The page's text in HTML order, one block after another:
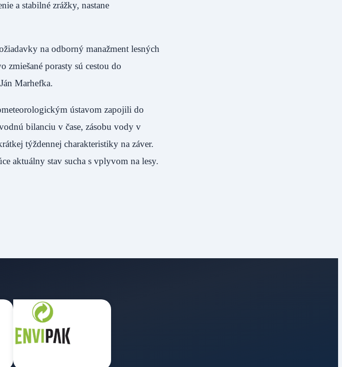
a stabilné zrážky, nastane
na odborný manažment lesných
zmiešané porasty sú cestou do
Marhefka.
ústavom zapojili do
bilanciu v čase, zásobu vody v
týždennej charakteristiky na záver.
aktuálny stav sucha s vplyvom na lesy.